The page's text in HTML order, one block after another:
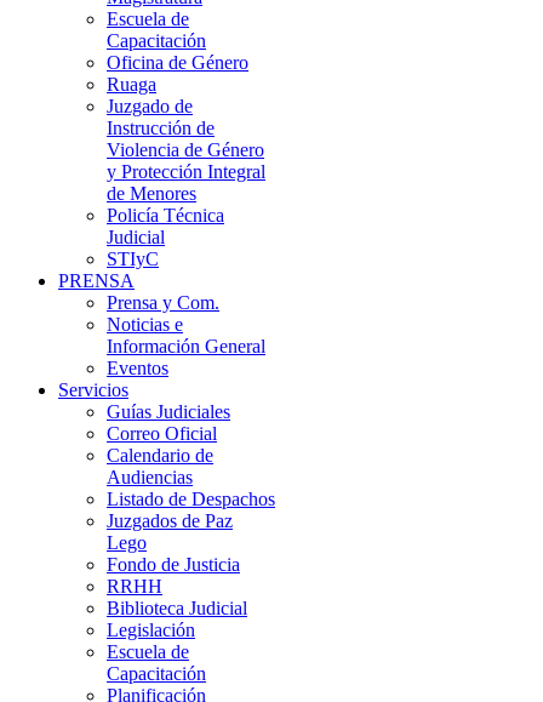
Escuela de
Capacitación
Oficina de Género
Ruaga
Juzgado de
Instrucción de
Violencia de Género
y Protección Integral
de Menores
Policía Técnica
Judicial
STIyC
PRENSA
Prensa y Com.
Noticias e
Información General
Eventos
Servicios
Guías Judiciales
Correo Oficial
Calendario de
Audiencias
Listado de Despachos
Juzgados de Paz
Lego
Fondo de Justicia
RRHH
Biblioteca Judicial
Legislación
Escuela de
Capacitación
Planificación